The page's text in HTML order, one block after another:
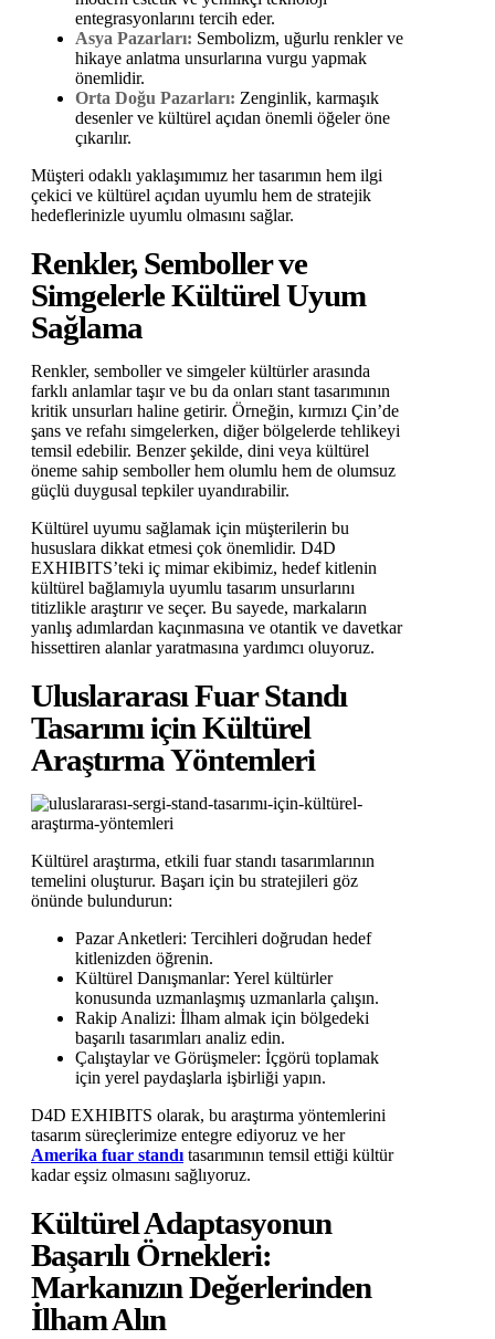
entegrasyonlarını tercih eder.
Asya Pazarları: Sembolizm, uğurlu renkler ve
hikaye anlatma unsurlarına vurgu yapmak
önemlidir.
Orta Doğu Pazarları: Zenginlik, karmaşık
desenler ve kültürel açıdan önemli öğeler öne
çıkarılır.
Müşteri odaklı yaklaşımımız her tasarımın hem ilgi
çekici ve kültürel açıdan uyumlu hem de stratejik
hedeflerinizle uyumlu olmasını sağlar.
Renkler, Semboller ve
Simgelerle Kültürel Uyum
Sağlama
Renkler, semboller ve simgeler kültürler arasında
farklı anlamlar taşır ve bu da onları stant tasarımının
kritik unsurları haline getirir. Örneğin, kırmızı Çin’de
şans ve refahı simgelerken, diğer bölgelerde tehlikeyi
temsil edebilir. Benzer şekilde, dini veya kültürel
öneme sahip semboller hem olumlu hem de olumsuz
güçlü duygusal tepkiler uyandırabilir.
Kültürel uyumu sağlamak için müşterilerin bu
hususlara dikkat etmesi çok önemlidir. D4D
EXHIBITS’teki iç mimar ekibimiz, hedef kitlenin
kültürel bağlamıyla uyumlu tasarım unsurlarını
titizlikle araştırır ve seçer. Bu sayede, markaların
yanlış adımlardan kaçınmasına ve otantik ve davetkar
hissettiren alanlar yaratmasına yardımcı oluyoruz.
Uluslararası Fuar Standı
Tasarımı için Kültürel
Araştırma Yöntemleri
Kültürel araştırma, etkili fuar standı tasarımlarının
temelini oluşturur. Başarı için bu stratejileri göz
önünde bulundurun:
Pazar Anketleri: Tercihleri doğrudan hedef
kitlenizden öğrenin.
Kültürel Danışmanlar: Yerel kültürler
konusunda uzmanlaşmış uzmanlarla çalışın.
Rakip Analizi: İlham almak için bölgedeki
başarılı tasarımları analiz edin.
Çalıştaylar ve Görüşmeler: İçgörü toplamak
için yerel paydaşlarla işbirliği yapın.
D4D EXHIBITS olarak, bu araştırma yöntemlerini
tasarım süreçlerimize entegre ediyoruz ve her
Amerika fuar standı tasarımının temsil ettiği kültür
kadar eşsiz olmasını sağlıyoruz.
Kültürel Adaptasyonun
Başarılı Örnekleri:
Markanızın Değerlerinden
İlham Alın